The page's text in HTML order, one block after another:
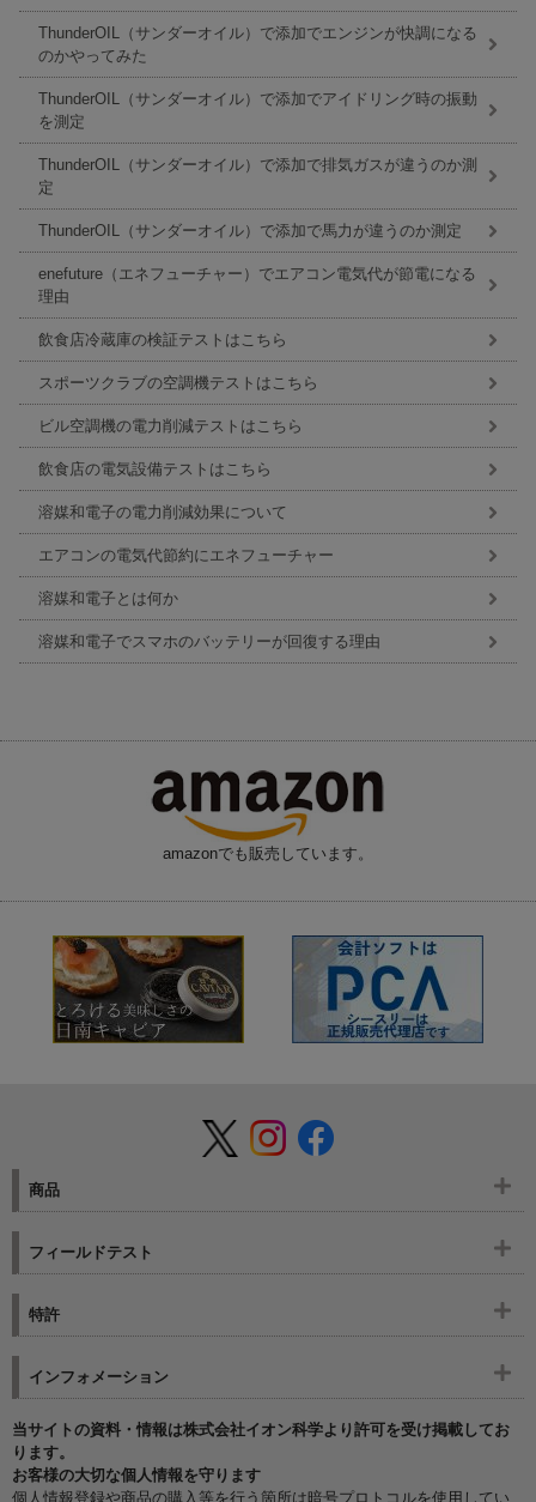
ThunderOIL（サンダーオイル）で添加でエンジンが快調になる
のかやってみた
ThunderOIL（サンダーオイル）で添加でアイドリング時の振動
を測定
ThunderOIL（サンダーオイル）で添加で排気ガスが違うのか測
定
ThunderOIL（サンダーオイル）で添加で馬力が違うのか測定
enefuture（エネフューチャー）でエアコン電気代が節電になる
理由
飲食店冷蔵庫の検証テストはこちら
スポーツクラブの空調機テストはこちら
ビル空調機の電力削減テストはこちら
飲食店の電気設備テストはこちら
溶媒和電子の電力削減効果について
エアコンの電気代節約にエネフューチャー
溶媒和電子とは何か
溶媒和電子でスマホのバッテリーが回復する理由
amazonでも販売しています。
商品
フィールドテスト
特許
インフォメーション
当サイトの資料・情報は株式会社イオン科学より許可を受け掲載してお
ります。
お客様の大切な個人情報を守ります
個人情報登録や商品の購入等を行う箇所は暗号プロトコルを使用してい